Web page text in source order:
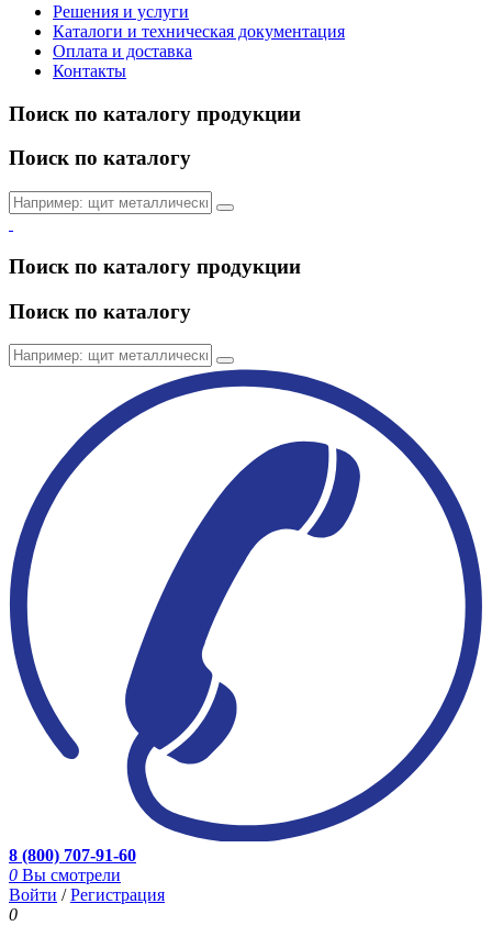
Решения и услуги
Каталоги и техническая документация
Оплата и доставка
Контакты
Поиск по каталогу продукции
Поиск по каталогу
Поиск по каталогу продукции
Поиск по каталогу
8 (800) 707-91-60
0 Вы смотрели
Войти /Регистрация
0